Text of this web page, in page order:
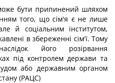
бути припинений шляхом
того, що сім'я є не лише
й соціальним інститутом,
в збереженні сім'ї. Тому
його розірвання
під контролем держави та
або державним органом
(РАЦС)